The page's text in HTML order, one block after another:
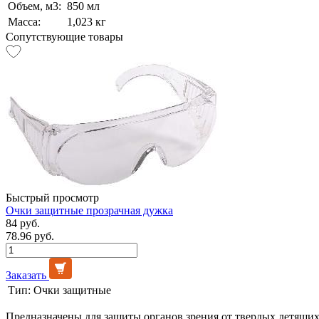
Объем, м3: 850 мл
Масса:
1,023 кг
Сопутствующие товары
Быстрый просмотр
Очки защитные прозрачная дужка
84 руб.
78.96 руб.
Заказать
Тип: Очки защитные
Предназначены для защиты органов зрения от твердых